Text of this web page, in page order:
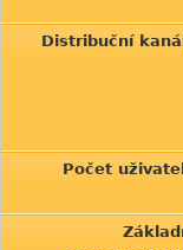
Distribuční
Počet